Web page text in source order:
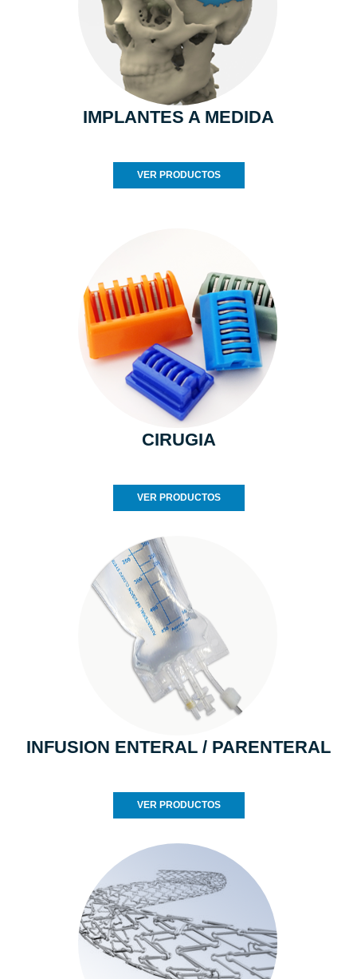
IMPLANTES A MEDIDA
VER PRODUCTOS
CIRUGIA
VER PRODUCTOS
INFUSION ENTERAL / PARENTERAL
VER PRODUCTOS